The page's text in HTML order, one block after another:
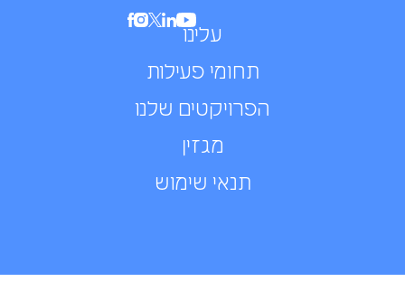
עלינו
תחומי פעילות
הפרויקטים שלנו
מגזין
תנאי שימוש